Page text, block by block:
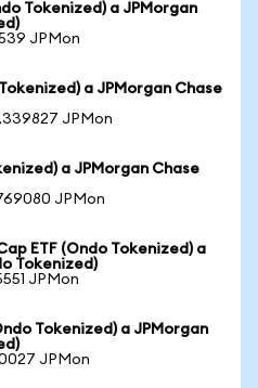
Tokenized) a JPMorgan
JPMon
a JPMorgan Chase
JPMon
a JPMorgan Chase
JPMon
ETF (Ondo Tokenized) a
Tokenized)
JPMon
Tokenized) a JPMorgan
JPMon